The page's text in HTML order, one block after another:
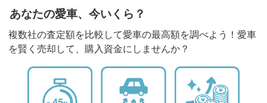
あなたの愛車、今いくら？
複数社の査定額を比較して愛車の最高額を調べよう！愛車
を賢く売却して、購入資金にしませんか？